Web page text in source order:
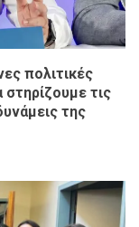
πολιτικές
στηρίζουμε τις
της